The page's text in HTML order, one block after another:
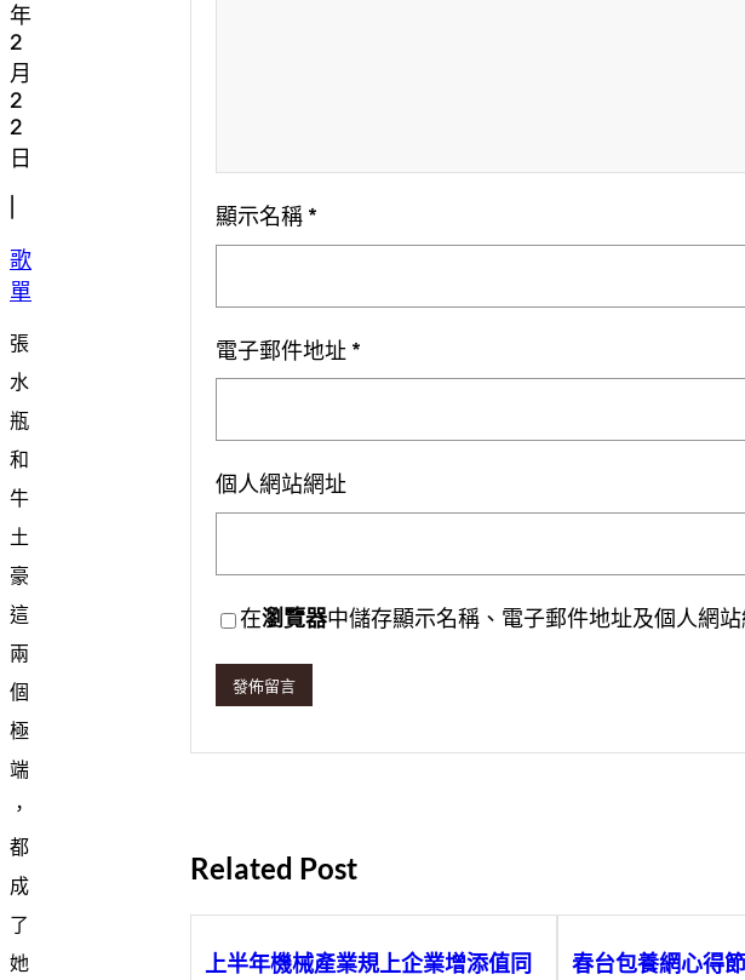
年
2
月
2
2
日
歌
單
張
水
瓶
和
牛
土
豪
這
兩
個
極
端
，
都
成
了
她
顯示名稱 *
電子郵件地址 *
個人網站網址
在瀏覽器中儲存顯示名稱、電子郵件地址及個人網
Related Post
上半年機械產業規上企業增添值同
春台包養網心得